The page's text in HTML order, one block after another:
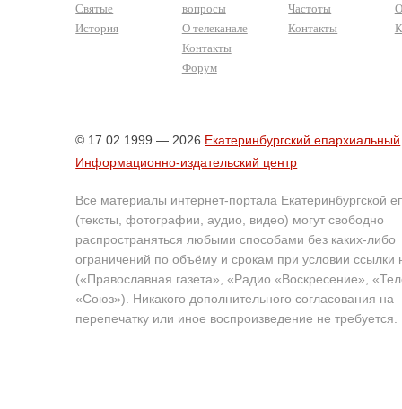
Святые
История
вопросы
О телеканале
Контакты
Форум
Частоты
Контакты
© 17.02.1999 — 2026 Екатеринбургский епархиальный
Информационно-издательский центр
Все материалы интернет-портала Екатеринбургской
(тексты, фотографии, аудио, видео) могут свободно
распространяться любыми способами без каких-либо
ограничений по объёму и срокам при условии ссылки
(«Православная газета», «Радио «Воскресение»,
«Союз»). Никакого дополнительного согласования на
перепечатку или иное воспроизведение не требуется.